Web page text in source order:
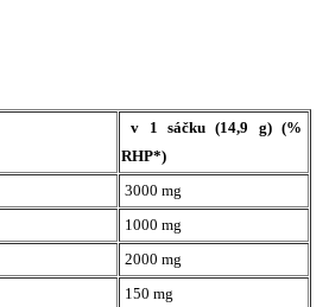
v 1 sáčku (14,9 g) (%
RHP*)
3000 mg
1000 mg
2000 mg
150 mg